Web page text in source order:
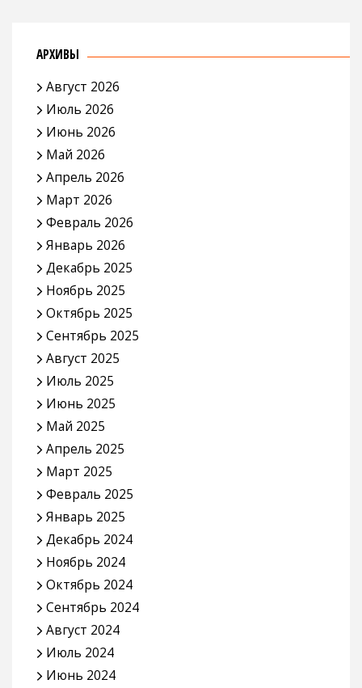
АРХИВЫ
Август 2026
Июль 2026
Июнь 2026
Май 2026
Апрель 2026
Март 2026
Февраль 2026
Январь 2026
Декабрь 2025
Ноябрь 2025
Октябрь 2025
Сентябрь 2025
Август 2025
Июль 2025
Июнь 2025
Май 2025
Апрель 2025
Март 2025
Февраль 2025
Январь 2025
Декабрь 2024
Ноябрь 2024
Октябрь 2024
Сентябрь 2024
Август 2024
Июль 2024
Июнь 2024